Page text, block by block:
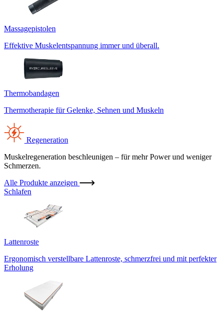
Massagepistolen
Effektive Muskelentspannung immer und überall.
Thermobandagen
Thermotherapie für Gelenke, Sehnen und Muskeln
Regeneration
Muskelregeneration beschleunigen – für mehr Power und weniger
Schmerzen.
Alle Produkte anzeigen
Schlafen
Lattenroste
Ergonomisch verstellbare Lattenroste, schmerzfrei und mit perfekter
Erholung